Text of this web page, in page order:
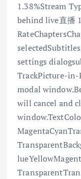
1.38%Stream
behind live直播
settings
TrackPicture-in-
modal
will cancel and